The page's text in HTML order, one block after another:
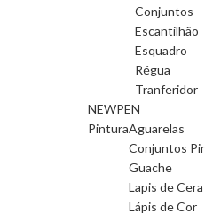
Conjuntos
Escantilhão
Esquadro
Régua
Tranferidor
NEWPEN
PinturaAguarelas
Conjuntos
Guache
Lapis de Cera
Lápis de Cor